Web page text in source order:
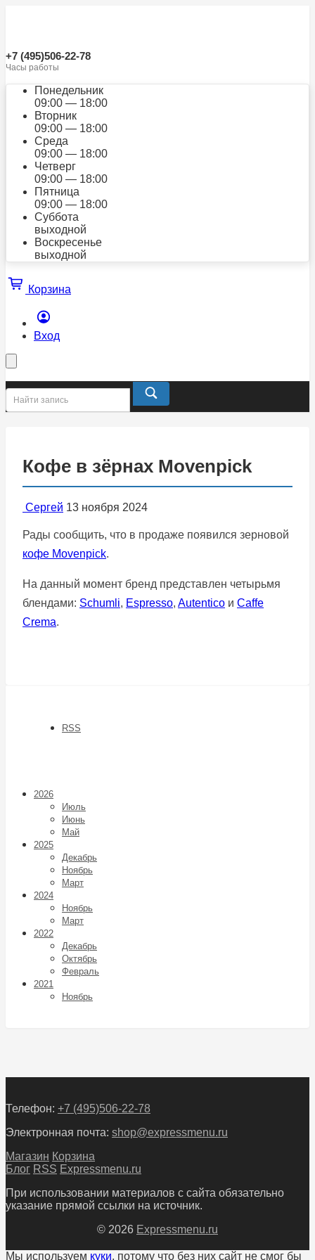
+7 (495)506-22-78
Часы работы
Понедельник
09:00 — 18:00
Вторник
09:00 — 18:00
Среда
09:00 — 18:00
Четверг
09:00 — 18:00
Пятница
09:00 — 18:00
Суббота
выходной
Воскресенье
выходной
Корзина
Вход
Кофе в зёрнах Movenpick
Сергей 13 ноября 2024
Рады сообщить, что в продаже появился зерновой
кофе Movenpick.
На данный момент бренд представлен четырьмя
блендами: Schumli, Espresso, Autentico и Caffe
Crema.
RSS
2026
Июль
Июнь
Май
2025
Декабрь
Ноябрь
Март
2024
Ноябрь
Март
2022
Декабрь
Октябрь
Февраль
2021
Ноябрь
Телефон: +7 (495)506-22-78
Электронная почта: shop@expressmenu.ru
Магазин Корзина
Блог RSS Expressmenu.ru
При использовании материалов с сайта обязательно
указание прямой ссылки на источник.
© 2026 Expressmenu.ru
Мы используем куки, потому что без них сайт не смог бы